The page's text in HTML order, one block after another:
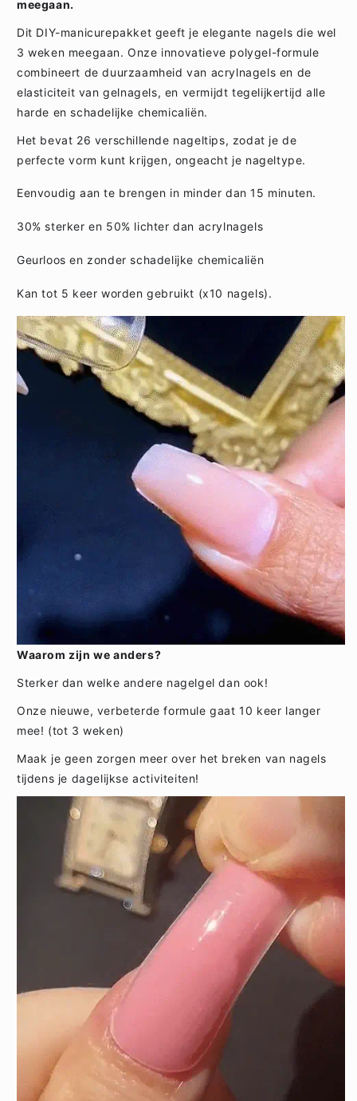
meegaan.
Dit DIY-manicurepakket geeft je elegante nagels die wel
3 weken meegaan. Onze innovatieve polygel-formule
combineert de duurzaamheid van acrylnagels en de
elasticiteit van gelnagels, en vermijdt tegelijkertijd alle
harde en schadelijke chemicaliën.
Het bevat 26 verschillende nageltips, zodat je de
perfecte vorm kunt krijgen, ongeacht je nageltype.
Eenvoudig aan te brengen in minder dan 15 minuten.
30% sterker en 50% lichter dan acrylnagels
Geurloos en zonder schadelijke chemicaliën
Kan tot 5 keer worden gebruikt (x10 nagels).
Waarom zijn we anders?
Sterker dan welke andere nagelgel dan ook!
Onze nieuwe, verbeterde formule gaat 10 keer langer
mee! (tot 3 weken)
Maak je geen zorgen meer over het breken van nagels
tijdens je dagelijkse activiteiten!